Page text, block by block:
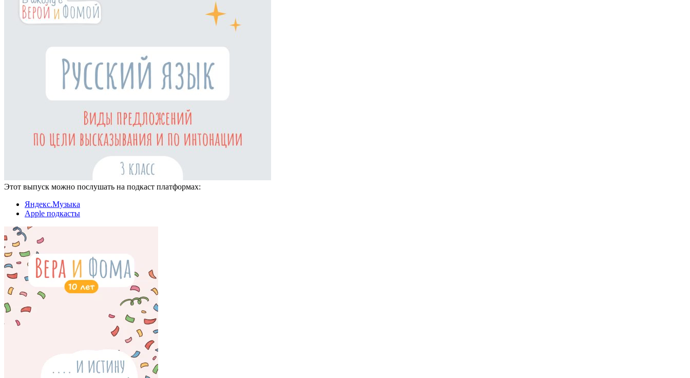
Этот выпуск можно послушать на подкаст платформах:
Яндекс.Музыка
Apple подкасты